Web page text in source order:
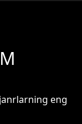
eng